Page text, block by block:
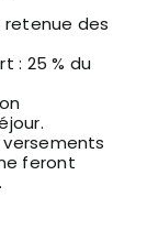
retenue des
: 25 % du
feront